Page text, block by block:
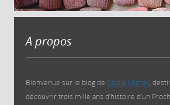
A propos
Bienvenue sur le blog de Cécile Michel,
découvrir trois mille ans d’histoire d’un